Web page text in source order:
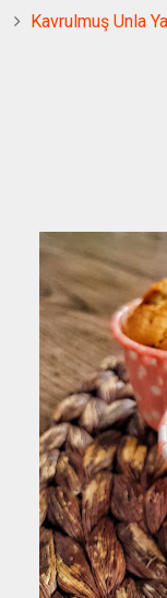
Kavrulmuş Unla